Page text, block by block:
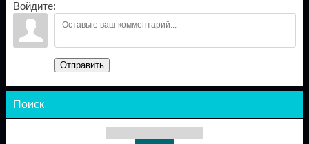
Войдите:
Отправить
Поиск